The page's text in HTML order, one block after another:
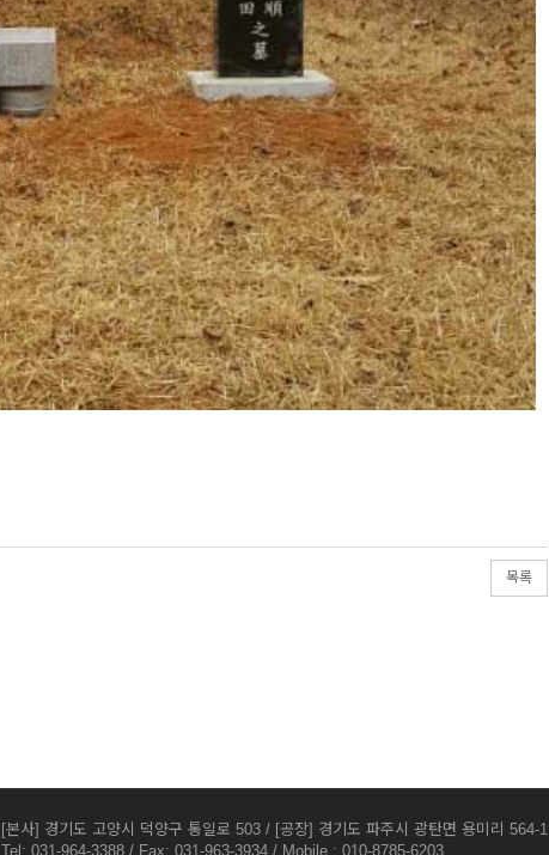
목록
[본사] 경기도 고양시 덕양구 통일로 503 / [공장] 경기도 파주시 광탄면 용미리 564-1
Tel: 031-964-3388 / Fax: 031-963-3934 / Mobile : 010-8785-6203